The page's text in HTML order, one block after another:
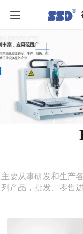
主要从事研发和生产
列产品，批发、零售